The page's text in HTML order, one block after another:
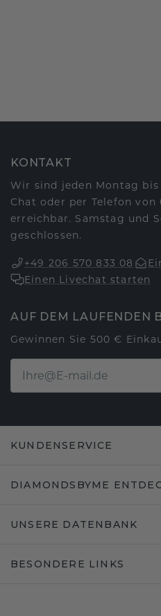
KONTAKT
Wir sind jeden Montag
Chat oder per Telefon von
erreichbar. Samstag und
geschlossen.
+49 206 570 833 08
Einen Livechat starten
AUF DEM LAUFENDEN
Gewinnen Sie 500 €
KUNDENSERVICE
DIAMONDSBYME
UNSERE DATENBANK
BESONDERE LINKS